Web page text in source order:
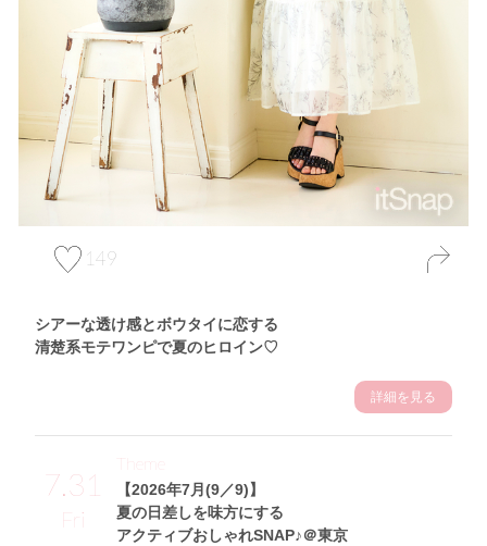
149
シアーな透け感とボウタイに恋する
清楚系モテワンピで夏のヒロイン♡
詳細を見る
7.31
Fri
【2026年7月(9／9)】
夏の日差しを味方にする
アクティブおしゃれSNAP♪＠東京
Theme